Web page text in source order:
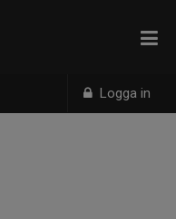
Logga in